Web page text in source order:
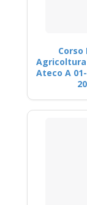
Corso
Ateco A